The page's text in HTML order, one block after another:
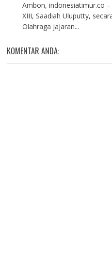
Ambon, indonesiatimur.co
XIII, Saadiah Uluputty,
Olahraga jajaran...
KOMENTAR ANDA: